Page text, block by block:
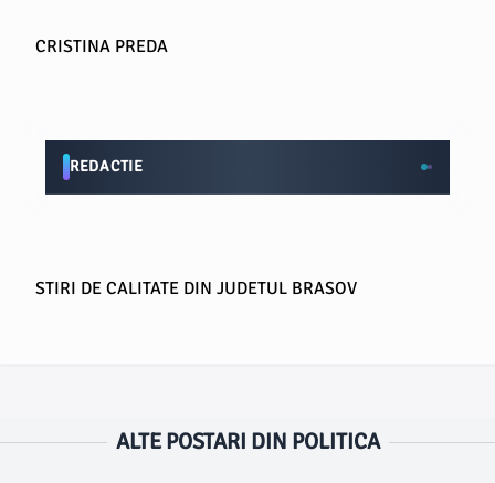
CRISTINA PREDA
REDACTIE
STIRI DE CALITATE DIN JUDETUL BRASOV
ALTE POSTARI DIN POLITICA